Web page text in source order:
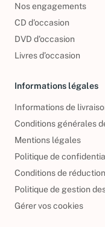
Nos engagements
CD d'occasion
DVD d'occasion
Livres d’occasion
Informations légales
Informations de
Conditions générales
Mentions légales
Politique de
Conditions de
Politique de gestion
Gérer vos cookies